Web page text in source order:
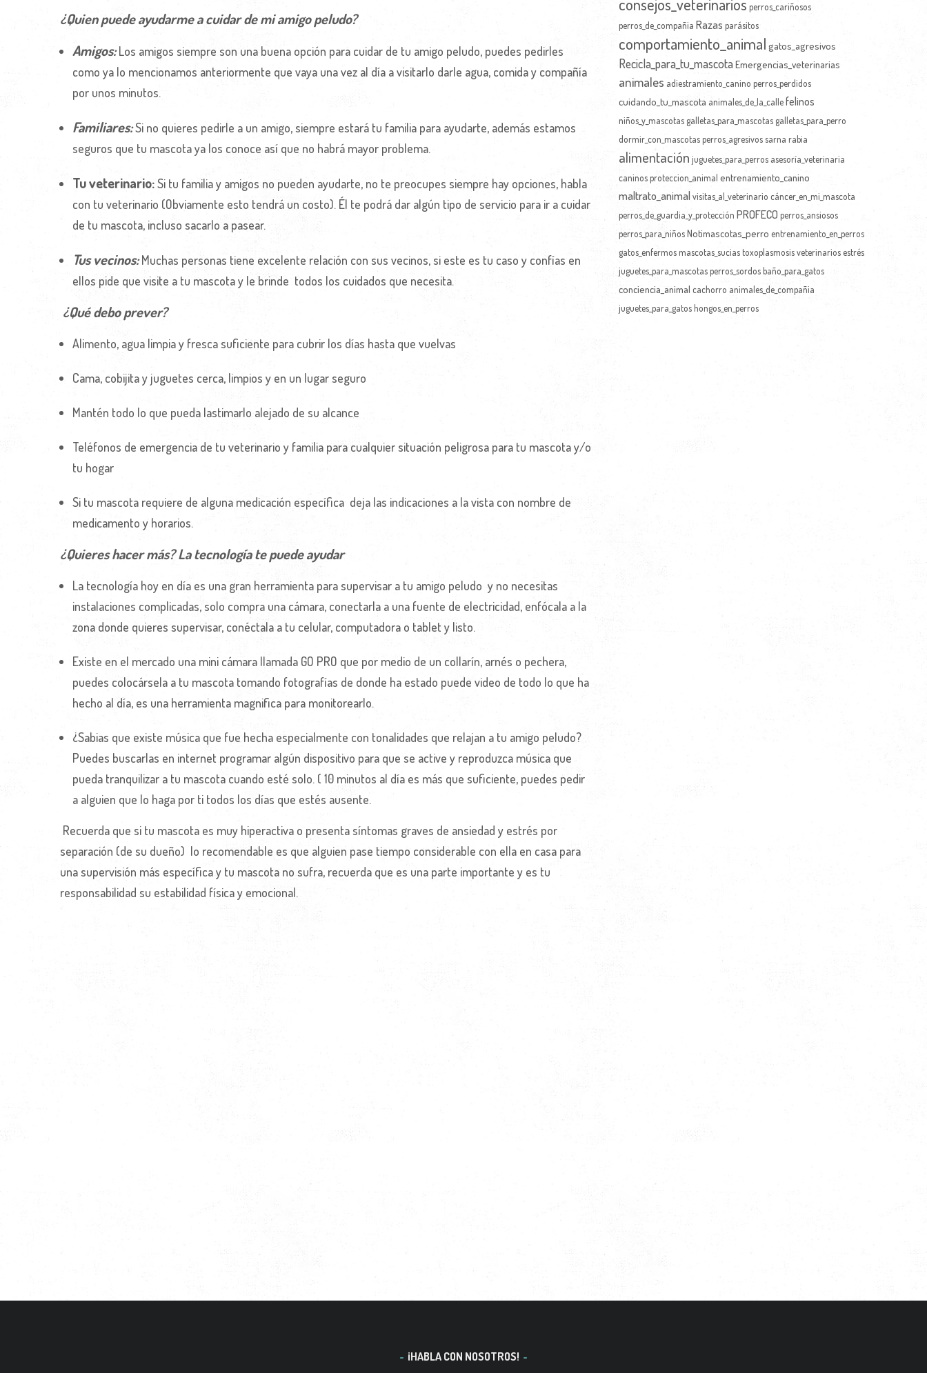
¿Quien puede ayudarme a cuidar de mi amigo peludo?
Amigos: Los amigos siempre son una buena opción para cuidar de tu amigo peludo, puedes pedirles
como ya lo mencionamos anteriormente que vaya una vez al día a visitarlo darle agua, comida y compañía
por unos minutos.
Familiares:Si no quieres pedirle a un amigo, siempre estará tu familia para ayudarte, además estamos
seguros que tu mascota ya los conoce así que no habrá mayor problema.
Tu veterinario:Si tu familia y amigos no pueden ayudarte, no te preocupes siempre hay opciones, habla
con tu veterinario (Obviamente esto tendrá un costo). Él te podrá dar algún tipo de servicio para ir a cuidar
de tu mascota, incluso sacarlo a pasear.
Tus vecinos: Muchas personas tiene excelente relación con sus vecinos, si este es tu caso y confías en
ellos pide que visite a tu mascota y le brinde todos los cuidados que necesita.
¿Qué debo prever?
Alimento, agua limpia y fresca suficiente para cubrir los días hasta que vuelvas
Cama, cobijita y juguetes cerca, limpios y en un lugar seguro
Mantén todo lo que pueda lastimarlo alejado de su alcance
Teléfonos de emergencia de tu veterinario y familia para cualquier situación peligrosa para tu mascota y/o
tu hogar
Si tu mascota requiere de alguna medicación específica deja las indicaciones a la vista con nombre de
medicamento y horarios.
¿Quieres hacer más? La tecnología te puede ayudar
La tecnología hoy en día es una gran herramienta para supervisar a tu amigo peludo y no necesitas
instalaciones complicadas, solo compra una cámara, conectarla a una fuente de electricidad, enfócala a la
zona donde quieres supervisar, conéctala a tu celular, computadora o tablet y listo.
Existe en el mercado una mini cámara llamada GO PRO que por medio de un collarín, arnés o pechera,
puedes colocársela a tu mascota tomando fotografías de donde ha estado puede video de todo lo que ha
hecho al día, es una herramienta magnifica para monitorearlo.
¿Sabias que existe música que fue hecha especialmente con tonalidades que relajan a tu amigo peludo?
Puedes buscarlas en internet programar algún dispositivo para que se active y reproduzca música que
pueda tranquilizar a tu mascota cuando esté solo. ( 10 minutos al día es más que suficiente, puedes pedir
a alguien que lo haga por ti todos los días que estés ausente.
Recuerda que si tu mascota es muy hiperactiva o presenta síntomas graves de ansiedad y estrés por
separación (de su dueño) lo recomendable es que alguien pase tiempo considerable con ella en casa para
una supervisión más específica y tu mascota no sufra, recuerda que es una parte importante y es tu
responsabilidad su estabilidad física y emocional.
consejos_veterinarios perros_cariñosos
perros_de_compañia Razas parásitos
comportamiento_animal gatos_agresivos
Recicla_para_tu_mascota Emergencias_veterinarias
animales adiestramiento_canino perros_perdidos
cuidando_tu_mascota animales_de_la_callefelinos
niños_y_mascotas galletas_para_mascotas galletas_para_perro
dormir_con_mascotas perros_agresivossarna rabia
alimentación juguetes_para_perros asesoría_veterinaria
caninosproteccion_animal entrenamiento_canino
maltrato_animal visitas_al_veterinario cáncer_en_mi_mascota
perros_de_guardia_y_protección PROFECO perros_ansiosos
perros_para_niñosNotimascotas_perro entrenamiento_en_perros
gatos_enfermos mascotas_sucias toxoplasmosisveterinarios estrés
juguetes_para_mascotas perros_sordos baño_para_gatos
conciencia_animal cachorro animales_de_compañia
juguetes_para_gatos hongos_en_perros
¡HABLA CON NOSOTROS!